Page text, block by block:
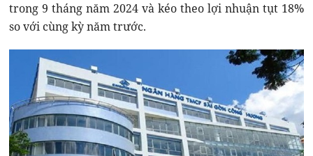
trong 9 tháng năm 2024 và kéo theo lợi nhuận tụt 18%
so với cùng kỳ năm trước.